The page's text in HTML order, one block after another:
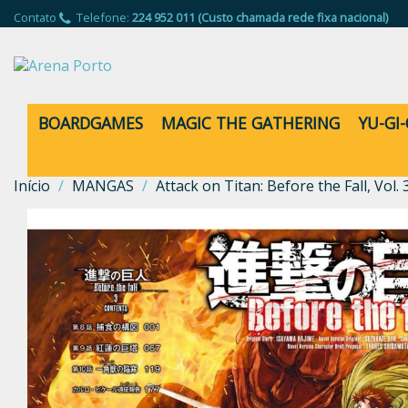
Contato Telefone: 224 952 011 (Custo chamada rede fixa nacional)
BOARDGAMES MAGIC THE GATHERING YU-
Início MANGAS Attack on Titan: Before the Fall, Vol.